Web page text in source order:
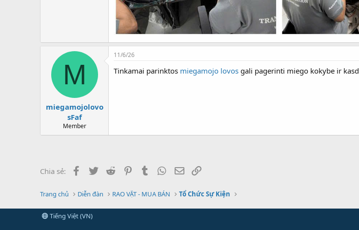
M
miegamojolovo
sFaf
Member
11/6/26
Tinkamai parinktos miegamojo lovos gali pagerinti miego kokybe ir
Chia sẻ: Facebook
Twitter Reddit PinterestTumblrWhatsApp
Email
Trang chủ Diễn đàn RAO VẶT - MUA BÁN Tổ Chức Sự Kiện
Tiếng Việt (VN)